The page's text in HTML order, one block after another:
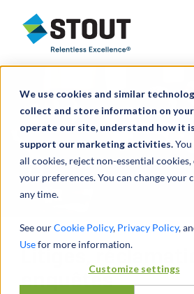
We use cookies and similar
collect and store information on
operate our site, understand how it
support our marketing activities.
all cookies, reject non-essential cookies,
your preferences. You can change your
any time.
See ourCookie Policy, Privacy Policy,
Usefor more information.
Customize settings
Stout Relentless Excellence
enquêtes